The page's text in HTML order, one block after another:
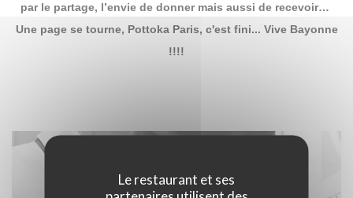
Le restaurant et ses
par le partage, l’envie de donner mais aussi de recevoir…
Une page se tourne, Pottoka Paris, c'est fini... Vive Bayonne
!!!!